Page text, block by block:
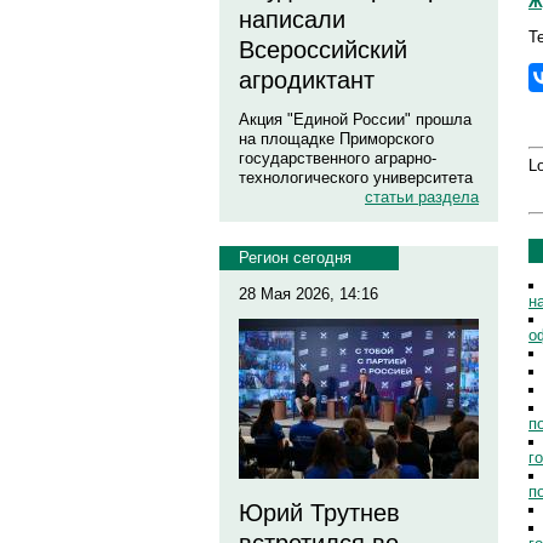
написали
Всероссийский
агродиктант
Акция "Единой России" прошла
на площадке Приморского
государственного аграрно-
технологического университета
статьи раздела
Регион сегодня
28 Мая 2026, 14:16
Юрий Трутнев